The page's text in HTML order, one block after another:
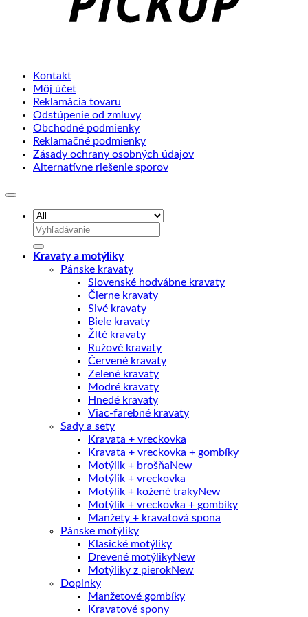
Kontakt
Môj účet
Reklamácia tovaru
Odstúpenie od zmluvy
Obchodné podmienky
Reklamačné podmienky
Zásady ochrany osobných údajov
Alternatívne riešenie sporov
Hľadať:
Kravaty a motýliky
Pánske kravaty
Slovenské hodvábne kravaty
Čierne kravaty
Sivé kravaty
Biele kravaty
Žlté kravaty
Ružové kravaty
Červené kravaty
Zelené kravaty
Modré kravaty
Hnedé kravaty
Viac-farebné kravaty
Sady a sety
Kravata + vreckovka
Kravata + vreckovka + gombíky
Motýlik + brošňa
Motýlik + vreckovka
Motýlik + kožené traky
Motýlik + vreckovka + gombíky
Manžety + kravatová spona
Pánske motýliky
Klasické motýliky
Drevené motýliky
Motýliky z pierok
Doplnky
Manžetové gombíky
Kravatové spony